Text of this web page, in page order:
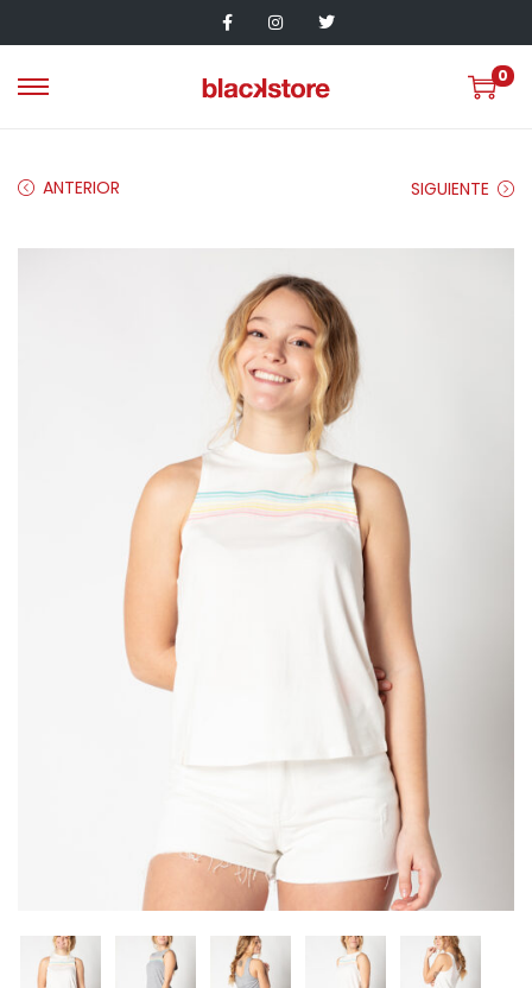
0
ANTERIOR SIGUIENTE